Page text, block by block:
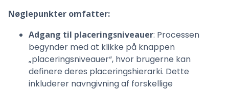
Nøglepunkter omfatter:
Adgang til placeringsniveauer: Processen
begynder med at klikke på knappen
„placeringsniveauer“, hvor brugerne kan
definere deres placeringshierarki. Dette
inkluderer navngivning af forskellige